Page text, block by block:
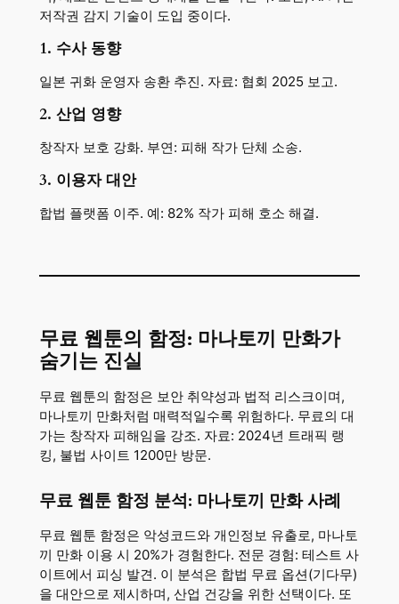
저작권 감지 기술이 도입 중이다.
1. 수사 동향
일본 귀화 운영자 송환 추진. 자료: 협회 2025 보고.
2. 산업 영향
창작자 보호 강화. 부연: 피해 작가 단체 소송.
3. 이용자 대안
합법 플랫폼 이주. 예: 82% 작가 피해 호소 해결.
무료 웹툰의 함정: 마나토끼 만화가
숨기는 진실
무료 웹툰의 함정은 보안 취약성과 법적 리스크이며,
마나토끼 만화처럼 매력적일수록 위험하다. 무료의 대
가는 창작자 피해임을 강조. 자료: 2024년 트래픽 랭
킹, 불법 사이트 1200만 방문.
무료 웹툰 함정 분석: 마나토끼 만화 사례
무료 웹툰 함정은 악성코드와 개인정보 유출로, 마나토
끼 만화 이용 시 20%가 경험한다. 전문 경험: 테스트 사
이트에서 피싱 발견. 이 분석은 합법 무료 옵션(기다무)
을 대안으로 제시하며, 산업 건강을 위한 선택이다. 또